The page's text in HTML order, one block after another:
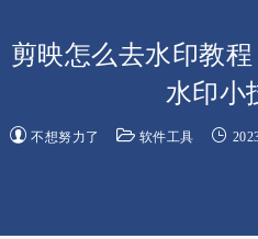
剪映怎么去水印教
水印小
不想努力了 软件工具